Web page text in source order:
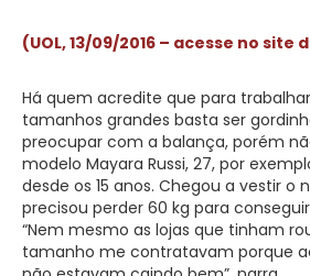
(UOL, 13/09/2016 – acesse no site
Há quem acredite que para
tamanhos grandes basta ser
preocupar com a balança, porém
modelo Mayara Russi, 27, por
desde os 15 anos. Chegou a vestir o
precisou perder 60 kg para
“Nem mesmo as lojas que tinham
tamanho me contratavam porque